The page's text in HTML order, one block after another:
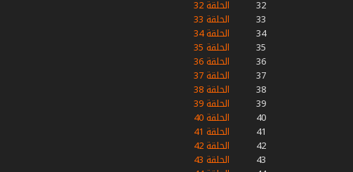
32
الحلقة 32
33
الحلقة 33
34
الحلقة 34
35
الحلقة 35
36
الحلقة 36
37
الحلقة 37
38
الحلقة 38
39
الحلقة 39
40
الحلقة 40
41
الحلقة 41
42
الحلقة 42
43
الحلقة 43